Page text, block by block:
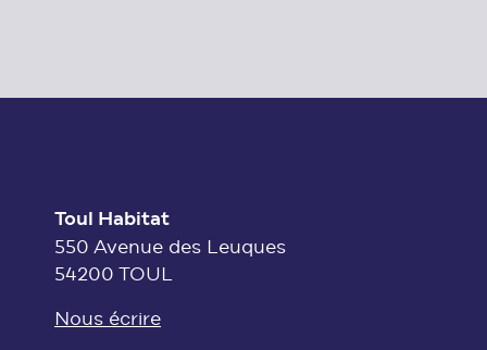
Toul Habitat
550 Avenue des Leuques
54200 TOUL
Nous écrire